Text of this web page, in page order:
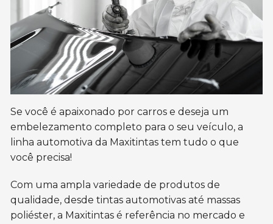
Se você é apaixonado por carros e deseja um
embelezamento completo para o seu veículo, a
linha automotiva da Maxitintas tem tudo o que
você precisa!
Com uma ampla variedade de produtos de
qualidade, desde tintas automotivas até massas
poliéster, a Maxitintas é referência no mercado e